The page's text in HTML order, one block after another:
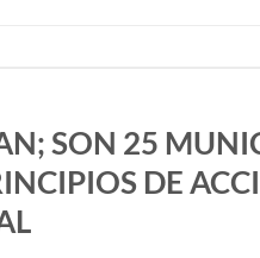
SON 25
DE